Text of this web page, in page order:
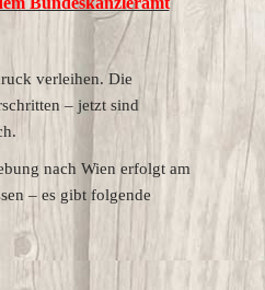
verleihen. Die
– jetzt sind
nach Wien erfolgt am
– es gibt folgende